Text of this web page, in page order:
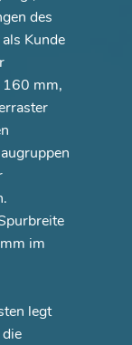
des
Kunde
mm,
im
legt